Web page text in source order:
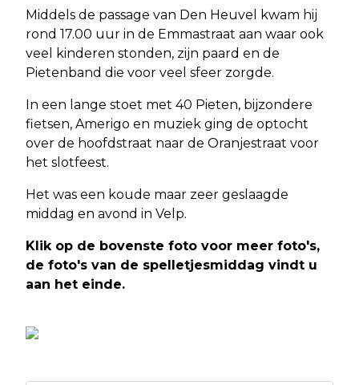
Middels de passage van Den Heuvel kwam hij
rond 17.00 uur in de Emmastraat aan waar ook
veel kinderen stonden, zijn paard en de
Pietenband die voor veel sfeer zorgde.
In een lange stoet met 40 Pieten, bijzondere
fietsen, Amerigo en muziek ging de optocht
over de hoofdstraat naar de Oranjestraat voor
het slotfeest.
Het was een koude maar zeer geslaagde
middag en avond in Velp.
Klik op de bovenste foto voor meer foto's,
de foto's van de spelletjesmiddag vindt u
aan het einde.